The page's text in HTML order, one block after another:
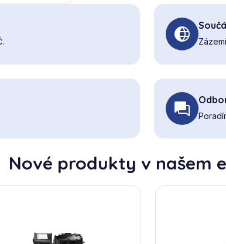
Nové produkty v našem